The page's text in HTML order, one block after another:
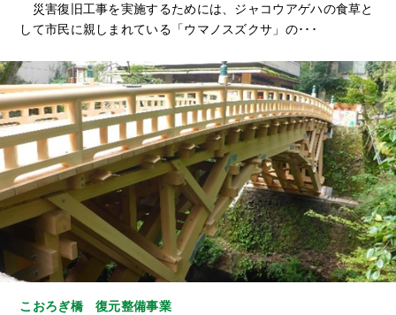
災害復旧工事を実施するためには、ジャコウアゲハの食草と
して市民に親しまれている「ウマノスズクサ」の･･･
こおろぎ橋 復元整備事業